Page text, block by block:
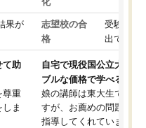
果が
て助
尊重
ま
志望校の合
格
受験して
出ていな
自宅で現役国公立大学生
ブルな価格で学べる
娘の講師は東大生では無
すが、お薦めの問題集や
指導してくれています。